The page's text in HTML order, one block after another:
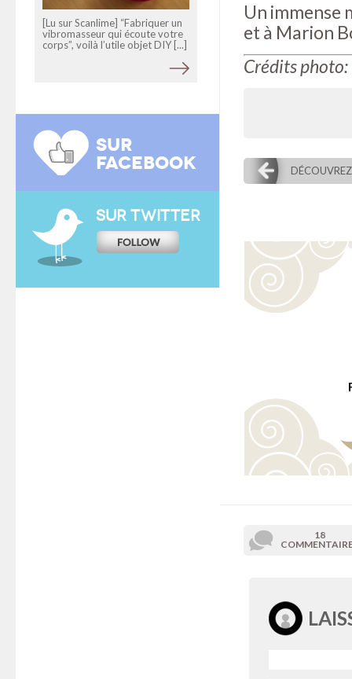
Un immense
et à Marion
Crédits photo:
18
[Lu sur Scanlime] “Fabriquer un
vibromasseur qui écoute votre
corps”, voilà l’utile objet DIY [...]
SUR
FACEBOOK
SUR TWITTER